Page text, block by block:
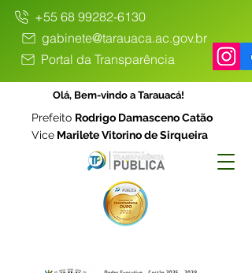
+55 68 99282-6130
gabinete@tarauaca.ac.gov.br
Portal da Transparência
Olá, Bem-vindo a Tarauacá!
Prefeito Rodrigo Damasceno Catão
Vice Marilete Vitorino de Sirqueira